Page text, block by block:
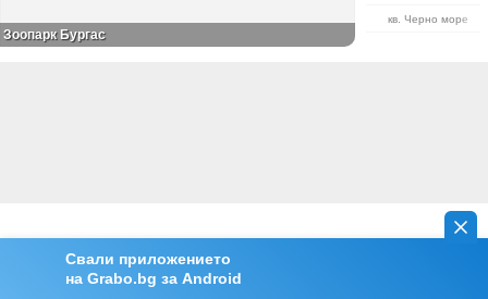
Свали приложението
на Grabo.bg за Android
кв. Черно море
Зоопарк Бургас